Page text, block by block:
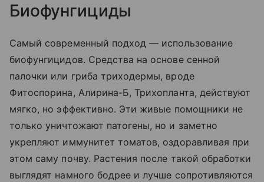
Биофунгициды
Самый современный подход — использование
биофунгицидов. Средства на основе сенной
палочки или гриба триходермы, вроде
Фитоспорина, Алирина-Б, Трихопланта, действуют
мягко, но эффективно. Эти живые помощники не
только уничтожают патогены, но и заметно
укрепляют иммунитет томатов, оздоравливая при
этом саму почву. Растения после такой обработки
выглядят намного бодрее и лучше сопротивляются